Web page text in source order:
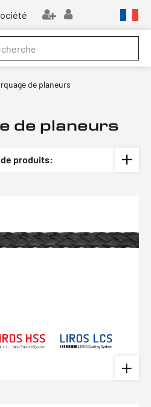
de planeurs
de planeurs
produits: